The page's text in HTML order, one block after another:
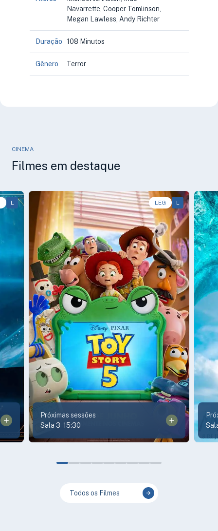
Navarrette, Cooper Tomlinson,
Megan Lawless, Andy Richter
Duração 108 Minutos
Gênero Terror
CINEMA
Filmes em destaque
L LEG L
Animação, Aventura, Comédia • • 1h40
Próximas sessões
Sala 3-15:30
Todos os Filmes